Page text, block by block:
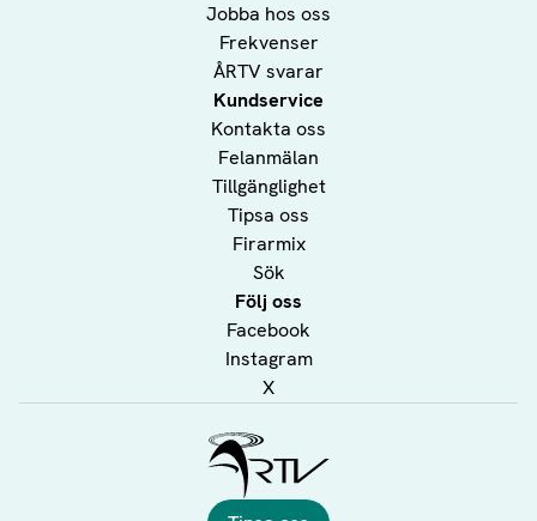
Jobba hos oss
Frekvenser
ÅRTV svarar
Kundservice
Kontakta oss
Felanmälan
Tillgänglighet
Tipsa oss
Firarmix
Sök
Följ oss
Facebook
Instagram
X